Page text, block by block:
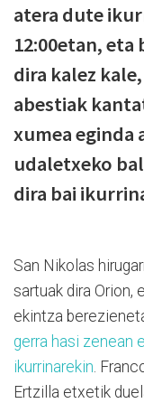
atera dute
12:00etan,
dira kalez
abestiak
xumea eginda
udaletxeko
dira bai
San Nikolas
sartuak dira Orion,
ekintza
gerra hasi zenean
ikurrinarekin.
Ertzilla etxetik